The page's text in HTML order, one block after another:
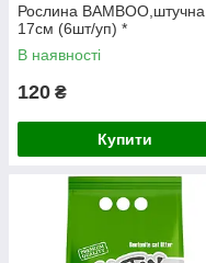
Рослина BAMBOO,штучна.,
17см (6шт/уп) *
В наявності
120 ₴
Купити